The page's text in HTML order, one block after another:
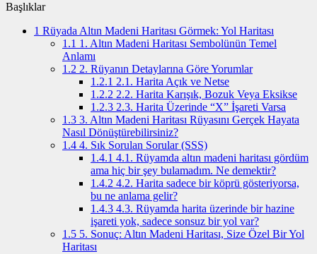
Başlıklar
1 Rüyada Altın Madeni Haritası Görmek: Yol Haritası
1.1 1. Altın Madeni Haritası Sembolünün Temel
Anlamı
1.2 2. Rüyanın Detaylarına Göre Yorumlar
1.2.1 2.1. Harita Açık ve Netse
1.2.2 2.2. Harita Karışık, Bozuk Veya Eksikse
1.2.3 2.3. Harita Üzerinde “X” İşareti Varsa
1.3 3. Altın Madeni Haritası Rüyasını Gerçek Hayata
Nasıl Dönüştürebilirsiniz?
1.4 4. Sık Sorulan Sorular (SSS)
1.4.1 4.1. Rüyamda altın madeni haritası gördüm
ama hiç bir şey bulamadım. Ne demektir?
1.4.2 4.2. Harita sadece bir köprü gösteriyorsa,
bu ne anlama gelir?
1.4.3 4.3. Rüyamda harita üzerinde bir hazine
işareti yok, sadece sonsuz bir yol var?
1.5 5. Sonuç: Altın Madeni Haritası, Size Özel Bir Yol
Haritası